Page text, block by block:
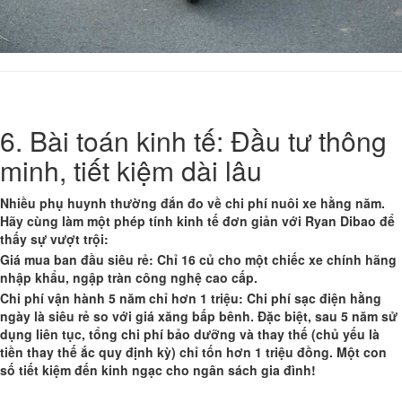
6. Bài toán kinh tế: Đầu tư thông
minh, tiết kiệm dài lâu
Nhiều phụ huynh thường đắn đo về chi phí nuôi xe hằng năm.
Hãy cùng làm một phép tính kinh tế đơn giản với Ryan Dibao để
thấy sự vượt trội:
Giá mua ban đầu siêu rẻ: Chỉ 16 củ cho một chiếc xe chính hãng
nhập khẩu, ngập tràn công nghệ cao cấp.
Chi phí vận hành 5 năm chỉ hơn 1 triệu: Chi phí sạc điện hằng
ngày là siêu rẻ so với giá xăng bấp bênh. Đặc biệt, sau 5 năm sử
dụng liên tục, tổng chi phí bảo dưỡng và thay thế (chủ yếu là
tiền thay thế ắc quy định kỳ) chỉ tốn hơn 1 triệu đồng. Một con
số tiết kiệm đến kinh ngạc cho ngân sách gia đình!